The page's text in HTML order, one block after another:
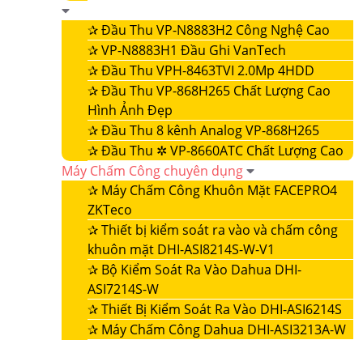
✰Đầu Thu VP-N8883H2 Công Nghệ Cao
✰VP-N8883H1 Đầu Ghi VanTech
✰Đầu Thu VPH-8463TVI 2.0Mp 4HDD
✰Đầu Thu VP-868H265 Chất Lượng Cao
Hình Ảnh Đẹp
✰Đầu Thu 8 kênh Analog VP-868H265
✰Đầu Thu ✲ VP-8660ATC Chất Lượng Cao
Máy Chấm Công chuyên dụng
✰ Máy Chấm Công Khuôn Mặt FACEPRO4
ZKTeco
✰Thiết bị kiểm soát ra vào và chấm công
khuôn mặt DHI-ASI8214S-W-V1
✰ Bộ Kiểm Soát Ra Vào Dahua DHI-
ASI7214S-W
✰Thiết Bị Kiểm Soát Ra Vào DHI-ASI6214S
✰ Máy Chấm Công Dahua DHI-ASI3213A-W